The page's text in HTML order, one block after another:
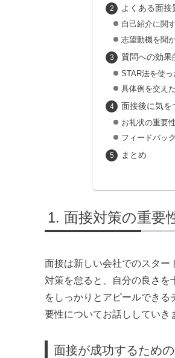
よくある面接
自己紹介に関
志望動機を聞
質問への効果
STAR法を使
具体例を交え
面接後に気を
お礼状の重要
フィードバッ
まとめ
面接対策の重要
面接は新しい会社でのスタ
対策を怠ると、自分の良さ
をしっかりとアピールでき
要性についてお話ししていき
面接が成功するため